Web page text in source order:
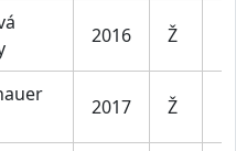
2016 Ž
2017 Ž